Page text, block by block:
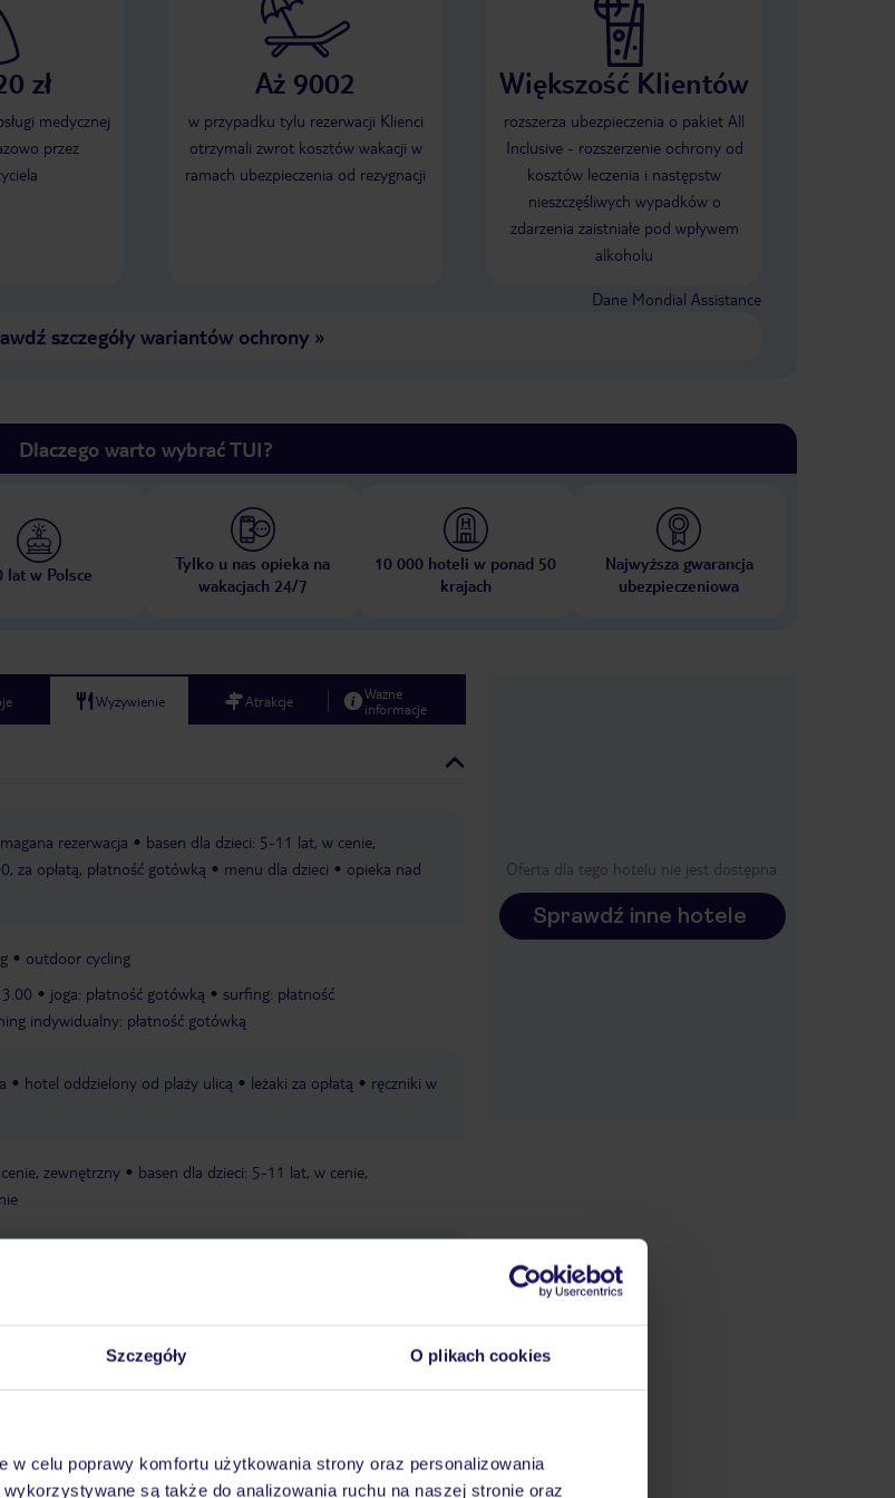
Szczegóły O plikach cookies
w celu poprawy komfortu użytkowania strony oraz personalizowania
są także do analizowania ruchu na naszej stronie oraz
zł
medycznej
przez
Aż 9002
w przypadku tylu rezerwacji Klienci
otrzymali zwrot kosztów wakacji w
ramach ubezpieczenia od rezygnacji
Większość Klientów
rozszerza ubezpieczenia o pakiet All
Inclusive - rozszerzenie ochrony od
kosztów leczenia i następstw
nieszczęśliwych wypadków o
zdarzenia zaistniałe pod wpływem
alkoholu
Dane Mondial Assistance
szczegóły wariantów ochrony»
Dlaczego warto wybrać TUI?
lat w Polsce
Tylko u nas opieka na
wakacjach 24/7
10 000 hoteli w ponad 50
krajach
Najwyższa gwarancja
ubezpieczeniowa
Wyżywienie Atrakcje
Ważne
informacje
rezerwacja
basen dla dzieci: 5-11 lat, w cenie,
za opłatą, płatność gotówką menu dla dzieci
opieka nad
outdoor cycling
joga: płatność gotówką
surfing: płatność
indywidualny: płatność gotówką
hotel oddzielony od plaży ulicą leżaki za opłatą
ręczniki w
zewnętrzny
basen dla dzieci: 5-11 lat, w cenie,
Oferta dla tego hotelu nie jest dostępna.
Sprawdź inne hotele